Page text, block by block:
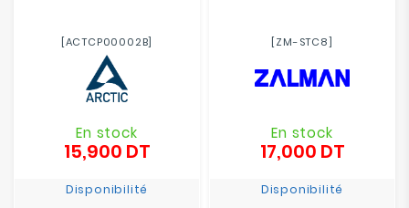
[ACTCP00002B]
En stock
15,900 DTPrix
Disponibilité
[ZM-STC8]
En stock
17,000 DTPrix
Disponibilité